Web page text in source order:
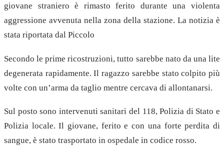
giovane straniero è rimasto ferito durante una violenta
aggressione avvenuta nella zona della stazione. La notizia è
stata riportata dal Piccolo
Secondo le prime ricostruzioni, tutto sarebbe nato da una lite
degenerata rapidamente. Il ragazzo sarebbe stato colpito più
volte con un’arma da taglio mentre cercava di allontanarsi.
Sul posto sono intervenuti sanitari del 118, Polizia di Stato e
Polizia locale. Il giovane, ferito e con una forte perdita di
sangue, è stato trasportato in ospedale in codice rosso.